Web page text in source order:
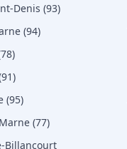
Denis (93)
(94)
(95)
(77)
Billancourt